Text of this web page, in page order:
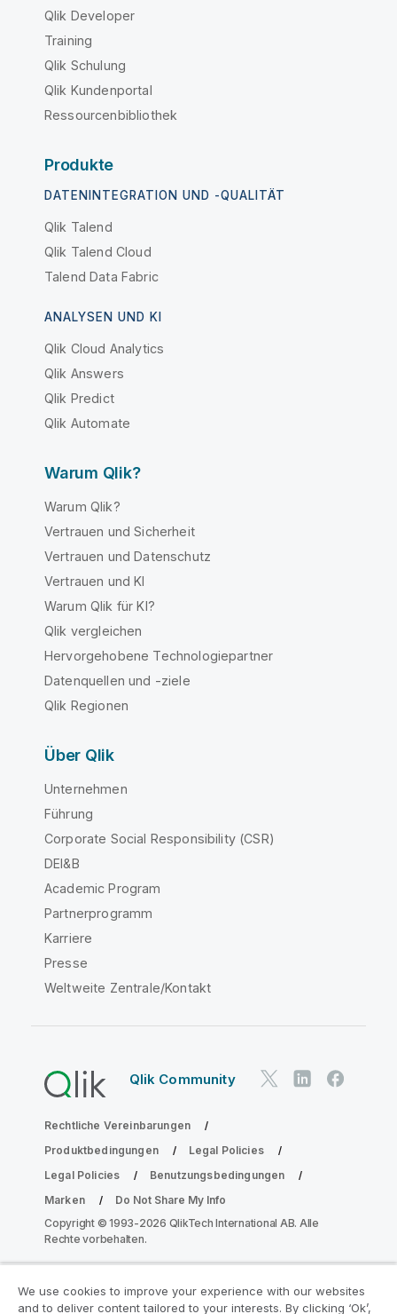
Qlik Developer
Training
Qlik Schulung
Qlik Kundenportal
Ressourcenbibliothek
Produkte
DATENINTEGRATION UND -QUALITÄT
Qlik Talend
Qlik Talend Cloud
Talend Data Fabric
ANALYSEN UND KI
Qlik Cloud Analytics
Qlik Answers
Qlik Predict
Qlik Automate
Warum Qlik?
Warum Qlik?
Vertrauen und Sicherheit
Vertrauen und Datenschutz
Vertrauen und KI
Warum Qlik für KI?
Qlik vergleichen
Hervorgehobene Technologiepartner
Datenquellen und -ziele
Qlik Regionen
Über Qlik
Unternehmen
Führung
Corporate Social Responsibility (CSR)
DEI&B
Academic Program
Partnerprogramm
Karriere
Presse
Weltweite Zentrale/Kontakt
Qlik Community
Rechtliche Vereinbarungen
Produktbedingungen
Legal Policies
Legal Policies
Benutzungsbedingungen
Marken
Do Not Share My Info
Copyright © 1993-2026 QlikTech International AB. Alle
Rechte vorbehalten.
Nehmen Sie am Analyse-
We use cookies to improve your experience with our websites
and to deliver content tailored to your interests. By clicking ‘Ok’,